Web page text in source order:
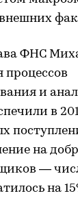
ФНС
процессов
и
в
на
—
на